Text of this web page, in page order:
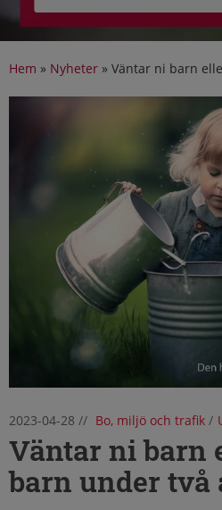
Hem » Nyheter » Väntar ni barn
2023-04-28 // Bo, miljö och trafik/
Väntar ni barn
barn under två